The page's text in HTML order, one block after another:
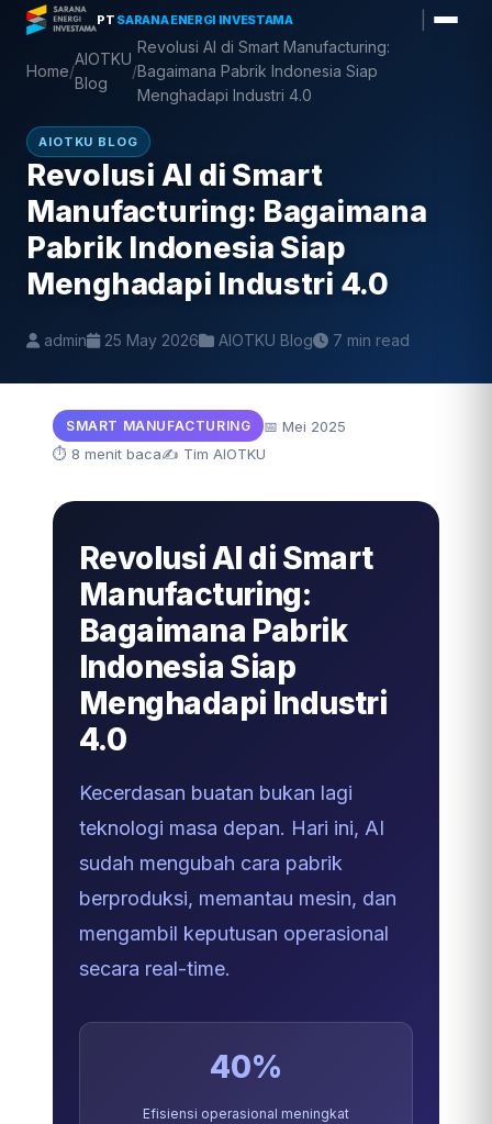
PT SARANA ENERGI INVESTAMA
Skip
content
Home/
AIOTKU
Blog
/
Revolusi AI di Smart Manufacturing:
Bagaimana Pabrik Indonesia Siap
Menghadapi Industri 4.0
AIOTKU BLOG
Revolusi AI di Smart
Manufacturing: Bagaimana
Pabrik Indonesia Siap
Menghadapi Industri 4.0
admin 25 May 2026 AIOTKU Blog 7 min read
SMART MANUFACTURING
📅 Mei 2025
⏱️ 8 menit baca✍️ Tim AIOTKU
Revolusi AI di Smart
Manufacturing:
Bagaimana Pabrik
Indonesia Siap
Menghadapi Industri
4.0
Kecerdasan buatan bukan lagi
teknologi masa depan. Hari ini, AI
sudah mengubah cara pabrik
berproduksi, memantau mesin, dan
mengambil keputusan operasional
secara real-time.
40%
Efisiensi operasional meningkat